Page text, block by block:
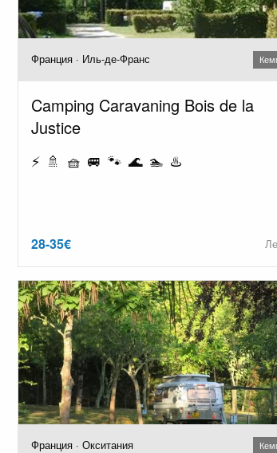
Франция · Иль-де-Франс
Camping Caravaning Bois de la
Justice
⚡ 🚿 🧺 🚐 🐾 🌊 🏊 ♨️
28-35€
Франция · Окситания